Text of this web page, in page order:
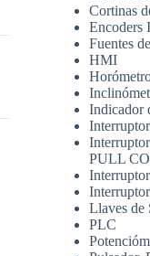
Cortinas
Encoders
Fuentes
HMI
Indicador
PULL
Llaves de
PLC